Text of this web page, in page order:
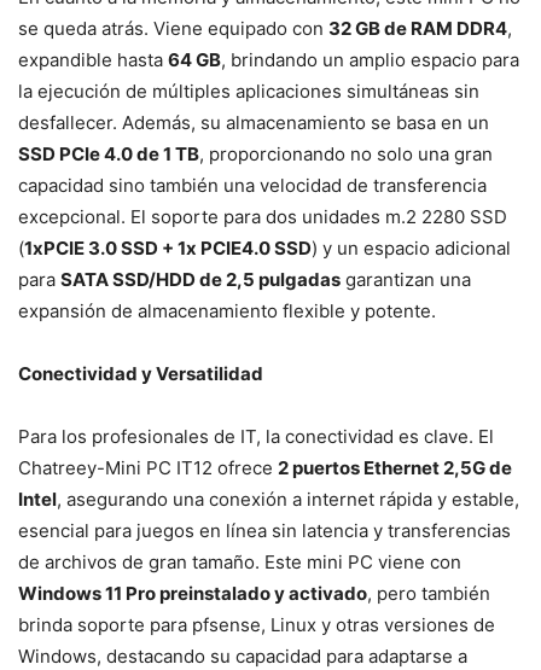
se queda atrás. Viene equipado con 32 GB de RAM DDR4,
expandible hasta 64 GB, brindando un amplio espacio para
la ejecución de múltiples aplicaciones simultáneas sin
desfallecer. Además, su almacenamiento se basa en un
SSD PCIe 4.0 de 1 TB, proporcionando no solo una gran
capacidad sino también una velocidad de transferencia
excepcional. El soporte para dos unidades m.2 2280 SSD
(1xPCIE 3.0 SSD + 1x PCIE4.0 SSD) y un espacio adicional
para SATA SSD/HDD de 2,5 pulgadas garantizan una
expansión de almacenamiento flexible y potente.
Conectividad y Versatilidad
Para los profesionales de IT, la conectividad es clave. El
Chatreey-Mini PC IT12 ofrece 2 puertos Ethernet 2,5G de
Intel, asegurando una conexión a internet rápida y estable,
esencial para juegos en línea sin latencia y transferencias
de archivos de gran tamaño. Este mini PC viene con
Windows 11 Pro preinstalado y activado, pero también
brinda soporte para pfsense, Linux y otras versiones de
Windows, destacando su capacidad para adaptarse a